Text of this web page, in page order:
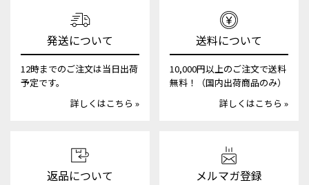
発送について
12時までのご注文は当日出荷
予定です。
詳しくはこちら »
送料について
10,000円以上のご注文で送料
無料！（国内出荷商品のみ）
詳しくはこちら »
返品について メルマガ登録